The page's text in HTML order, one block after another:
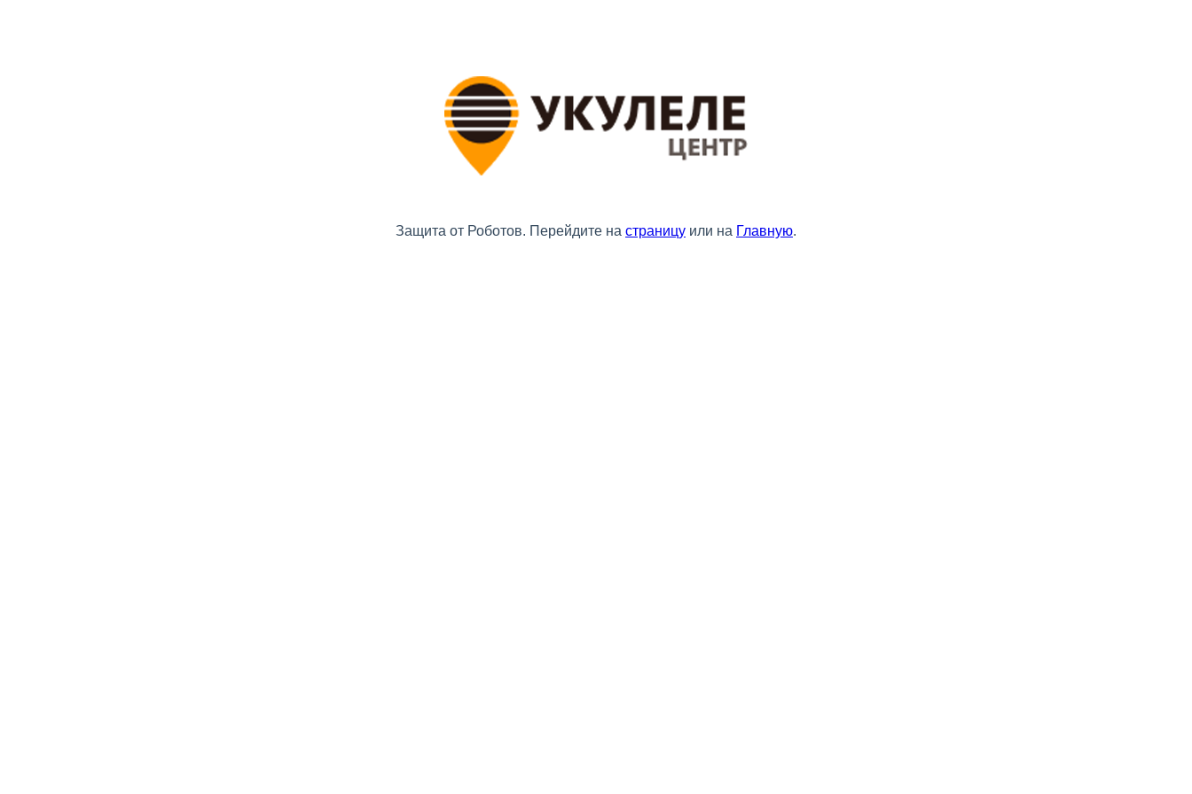
Защита от Роботов. Перейдите на страницу или на Главную.